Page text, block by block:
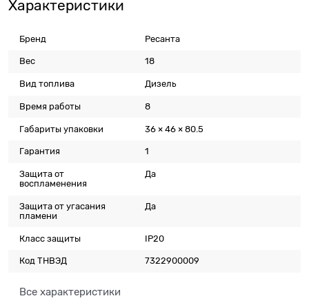
Характеристики
Бренд Ресанта
Вес 18
Вид топлива Дизель
Время работы 8
Габариты упаковки 36 × 46 × 80.5
Гарантия 1
Защита от
воспламенения
Да
Защита от угасания
пламени
Да
Класс защиты IP20
Код ТНВЭД 7322900009
Все характеристики